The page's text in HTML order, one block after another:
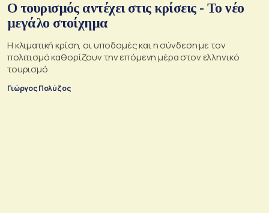
Ο τουρισμός αντέχει στις κρίσεις - Το νέο
μεγάλο στοίχημα
Η κλιματική κρίση, οι υποδομές και η σύνδεση με τον
πολιτισμό καθορίζουν την επόμενη μέρα στον ελληνικό
τουρισμό
Γιώργος Πολύζος